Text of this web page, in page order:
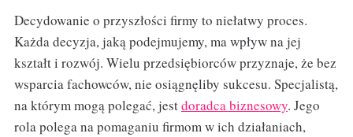
Decydowanie o przyszłości firmy to niełatwy proces.
Każda decyzja, jaką podejmujemy, ma wpływ na jej
kształt i rozwój. Wielu przedsiębiorców przyznaje, że bez
wsparcia fachowców, nie osiągnęliby sukcesu. Specjalistą,
na którym mogą polegać, jestdoradca biznesowy. Jego
rola polega na pomaganiu firmom w ich działaniach,